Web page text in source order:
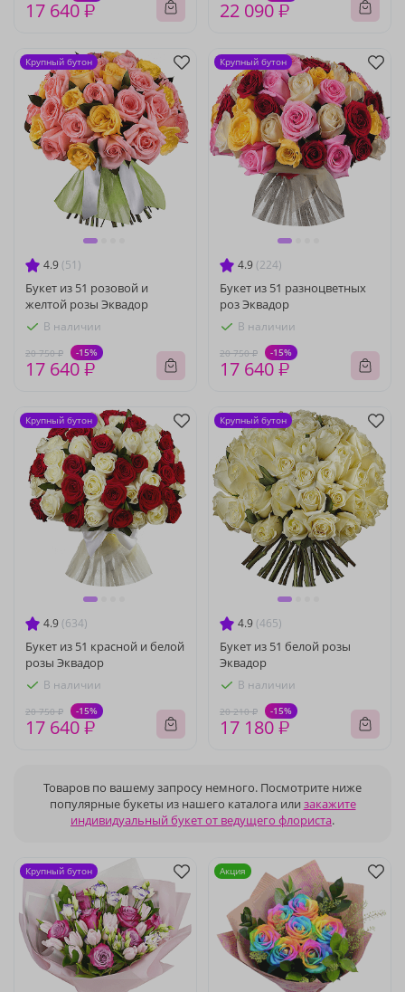
17 640 ₽ 22 090 ₽
4.9 (51)
Букет из 51 розовой и
желтой розы Эквадор
В наличии
20 750 ₽ -15%
17 640 ₽
Крупный бутон
4.9 (224)
Букет из 51 разноцветных
роз Эквадор
В наличии
20 750 ₽ -15%
17 640 ₽
Крупный бутон
4.9 (634)
Букет из 51 красной и белой
розы Эквадор
В наличии
20 750 ₽ -15%
17 640 ₽
Крупный бутон
4.9 (465)
Букет из 51 белой розы
Эквадор
В наличии
20 210 ₽ -15%
17 180 ₽
Крупный бутон
Товаров по вашему запросу немного. Посмотрите ниже
популярные букеты из нашего каталога или закажите
индивидуальный букет от ведущего флориста.
Крупный бутон Акция